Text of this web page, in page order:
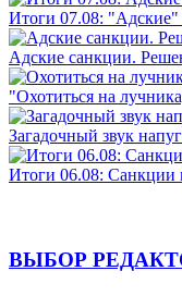
Итоги 07.08:
Адские санкции.
"Охотиться на
Загадочный звук
Итоги 06.08:
ВЫБОР